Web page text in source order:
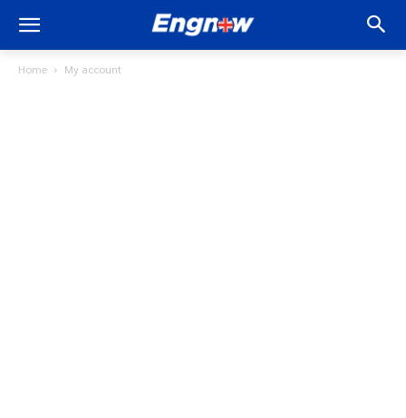
Home My account